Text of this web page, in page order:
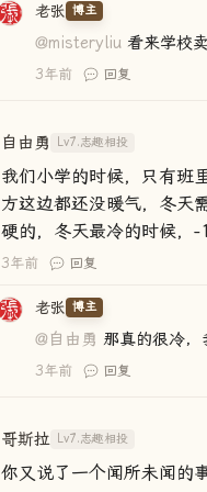
老张 博主
@misteryliu 看来学校
3年前 回复
自由勇 Lv7.志趣相投
我们小学的时候，只有班
方这边都还没暖气，冬天
硬的，冬天最冷的时候
3年前 回复
老张 博主
@自由勇 那真的很冷，
3年前 回复
哥斯拉 Lv7.志趣相投
你又说了一个闻所未闻的